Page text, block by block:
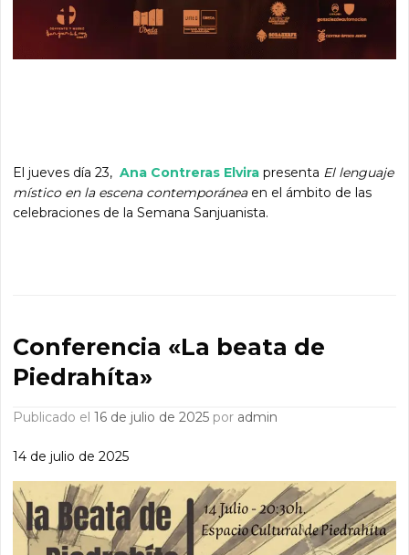
El jueves día 23, Ana Contreras Elvira presenta El lenguaje
místico en la escena contemporáneaen el ámbito de las
celebraciones de la Semana Sanjuanista.
Conferencia «La beata de
Piedrahíta»
Publicado el16 de julio de 2025 por admin
14 de julio de 2025